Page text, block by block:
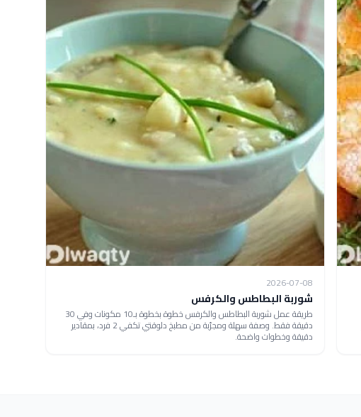
2026-07-08
شوربة البطاطس والكرفس
طريقة عمل شوربة البطاطس والكرفس خطوة بخطوة بـ10 مكونات وفي 30
دقيقة فقط. وصفة سهلة ومجرّبة من مطبخ دلوقتي تكفي 2 فرد، بمقادير
دقيقة وخطوات واضحة.